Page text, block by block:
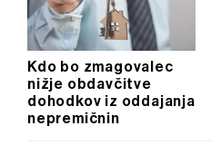
Kdo bo zmagovalec
nižje obdavčitve
dohodkov iz oddajanja
nepremičnin